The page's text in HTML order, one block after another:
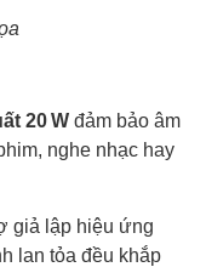
20 W đảm bảo âm
nghe nhạc hay
giả lập hiệu ứng
lan tỏa đều khắp